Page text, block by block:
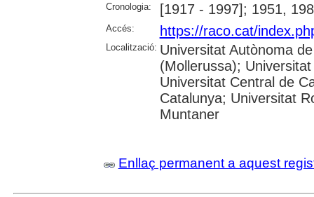
Cronologia:
[1917 - 1997]; 1951,
Accés: https://raco.cat/
Localització: Universitat Autònoma
(Mollerussa);
Universitat Central de
Catalunya; Universitat
Muntaner
Enllaç permanent a aquest